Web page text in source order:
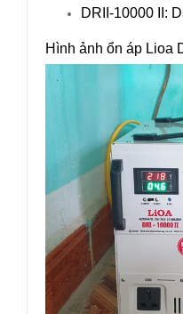
DRII-10000 II:
Hình ảnh ổn áp Lioa